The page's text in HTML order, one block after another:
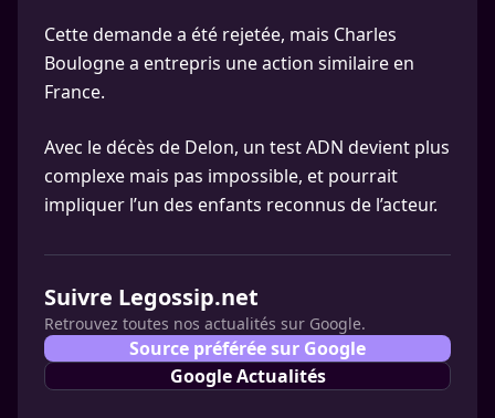
Cette demande a été rejetée, mais Charles
Boulogne a entrepris une action similaire en
France.
Avec le décès de Delon, un test ADN devient plus
complexe mais pas impossible, et pourrait
impliquer l’un des enfants reconnus de l’acteur.
Suivre Legossip.net
Retrouvez toutes nos actualités sur Google.
Source préférée sur Google
Google Actualités